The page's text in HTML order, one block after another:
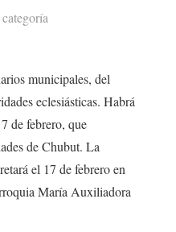
municipales, del
eclesiásticas. Habrá
de febrero, que
de Chubut. La
el 17 de febrero en
María Auxiliadora